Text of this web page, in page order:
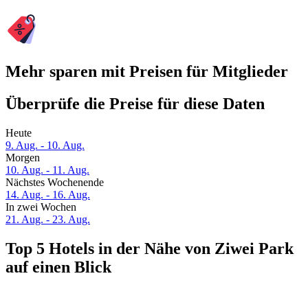
Mehr sparen mit Preisen für Mitglieder
Überprüfe die Preise für diese Daten
Heute
9. Aug. - 10. Aug.
Morgen
10. Aug. - 11. Aug.
Nächstes Wochenende
14. Aug. - 16. Aug.
In zwei Wochen
21. Aug. - 23. Aug.
Top 5 Hotels in der Nähe von Ziwei Park
auf einen Blick